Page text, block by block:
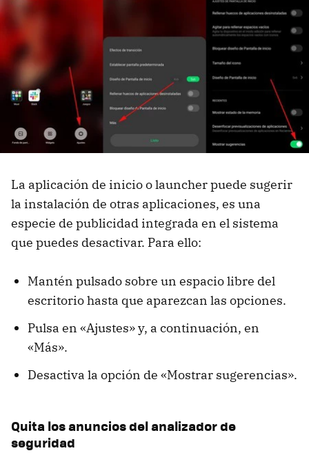
La aplicación de inicio o launcher puede sugerir
la instalación de otras aplicaciones, es una
especie de publicidad integrada en el sistema
que puedes desactivar. Para ello:
Mantén pulsado sobre un espacio libre del
escritorio hasta que aparezcan las opciones.
Pulsa en «Ajustes» y, a continuación, en
«Más».
Desactiva la opción de «Mostrar sugerencias».
Quita los anuncios del analizador de
seguridad